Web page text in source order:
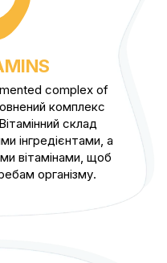
complex of
комплекс
склад
інгредієнтами, а
вітамінами, щоб
організму.